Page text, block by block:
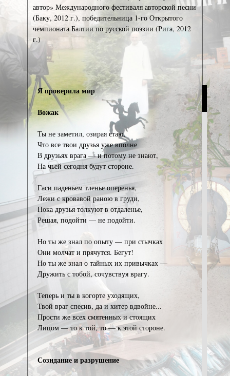
Я проверила мир
Вожак
Ты не заметил, озирая стаю,
Что все твои друзья уже вполне
В друзьях врага — и потому не знают,
На чьей сегодня будут стороне.
Гаси паденьем тленье оперенья,
Лежи с кровавой раною в груди,
Пока друзья толкуют в отдаленье,
Решая, подойти — не подойти.
Но ты же знал по опыту — при стычках
Они молчат и прячутся. Бегут!
Но ты же знал о тайных их привычках —
Дружить с тобой, сочувствуя врагу.
Теперь и ты в когорте уходящих,
Твой враг спесив, да и хитер вдвойне...
Прости же всех смятенных и стоящих
Лицом — то к той, то — к этой стороне.
Созидание и разрушение
автор» Международного фестиваля авторской песни
(Баку, 2012 г.), победительница 1-го Открытого
чемпионата Балтии по русской поэзии (Рига, 2012
г.)